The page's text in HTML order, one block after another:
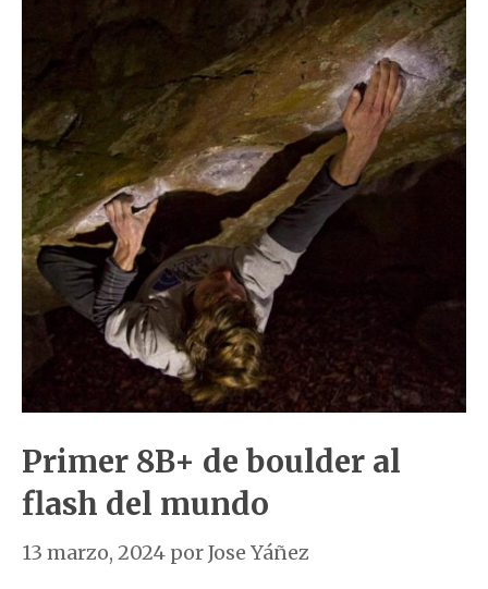
Primer 8B+ de boulder al
flash del mundo
13 marzo, 2024 porJose Yáñez